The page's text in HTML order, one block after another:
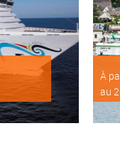
À
au